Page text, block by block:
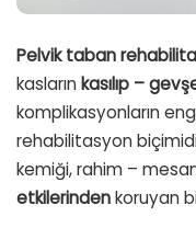
Pelvik taban
kasların kasılıp –
komplikasyonların
rehabilitasyon
kemiği, rahim –
etkilerindenkoruyan